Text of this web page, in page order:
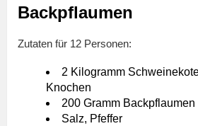
Backpflaumen
Zutaten für 12 Personen:
2 Kilogramm
Knochen
200 Gramm Backpflaumen
Salz, Pfeffer